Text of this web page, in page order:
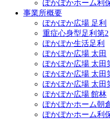
ぽかぽかホーム利
事業所概要
ぽかぽか広場 足利
重症心身型足利第2
ぽかぽか生活足利
ぽかぽか広場 太田
ぽかぽか広場 太田
ぽかぽか広場 太田
ぽかぽか広場 太田
ぽかぽか広場 館林
ぽかぽかホーム朝
ぽかぽかホーム利